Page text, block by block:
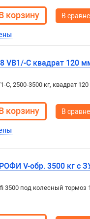
В
VB1/-C квадрат 120
C, 2500-3500 кг, квадрат
В
V-обр. 3500 кг с
3500 под колесный тормоз